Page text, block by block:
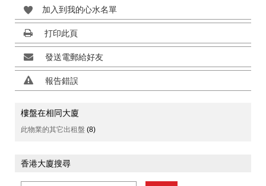
加入到我的心水名單
打印此頁
發送電郵給好友
報告錯誤
樓盤在相同大廈
此物業的其它出租盤 (8)
香港大廈搜尋